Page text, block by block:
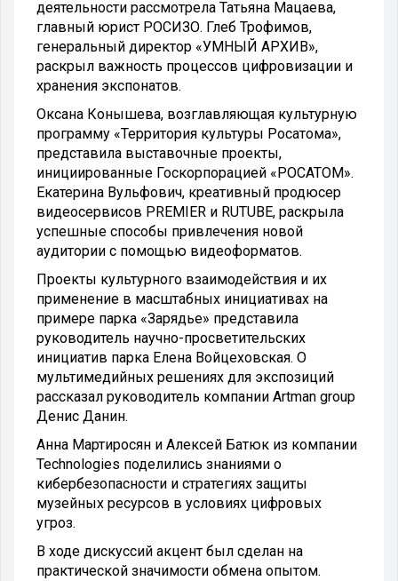
деятельности рассмотрела Татьяна Мацаева,
главный юрист РОСИЗО. Глеб Трофимов,
генеральный директор «УМНЫЙ АРХИВ»,
раскрыл важность процессов цифровизации и
хранения экспонатов.
Оксана Конышева, возглавляющая культурную
программу «Территория культуры Росатома»,
представила выставочные проекты,
инициированные Госкорпорацией «РОСАТОМ».
Екатерина Вульфович, креативный продюсер
видеосервисов PREMIER и RUTUBE, раскрыла
успешные способы привлечения новой
аудитории с помощью видеоформатов.
Проекты культурного взаимодействия и их
применение в масштабных инициативах на
примере парка «Зарядье» представила
руководитель научно-просветительских
инициатив парка Елена Войцеховская. О
мультимедийных решениях для экспозиций
рассказал руководитель компании Artman group
Денис Данин.
Анна Мартиросян и Алексей Батюк из компании
Technologies поделились знаниями о
кибербезопасности и стратегиях защиты
музейных ресурсов в условиях цифровых
угроз.
В ходе дискуссий акцент был сделан на
практической значимости обмена опытом.